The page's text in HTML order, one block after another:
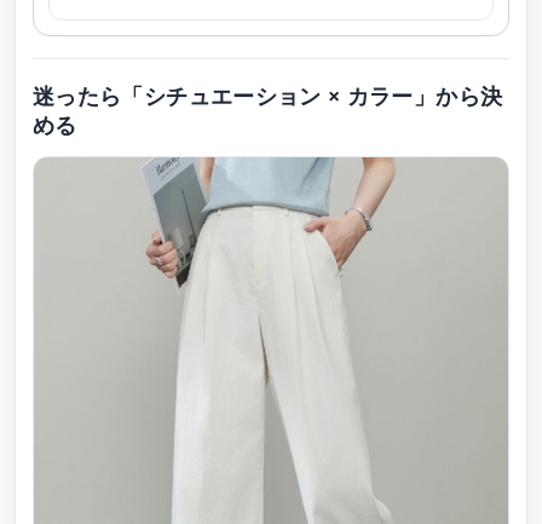
迷ったら「シチュエーション × カラー」から決
める